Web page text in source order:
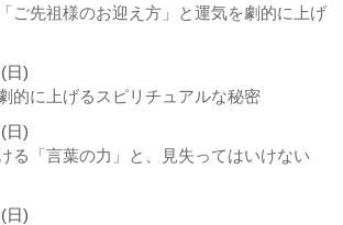
ご先祖様のお迎え方」と運気を劇的に上げ
日)
的に上げるスピリチュアルな秘密
日)
る「言葉の力」と、見失ってはいけない
日)